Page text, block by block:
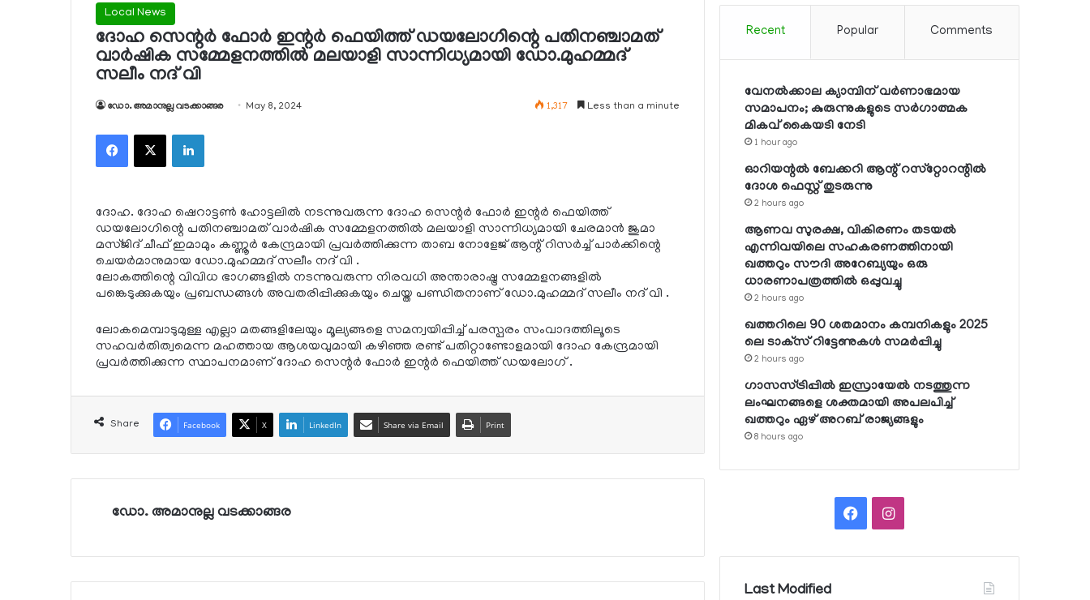
Local News
ദോഹ സെന്റര്‍ ഫോര്‍ ഇന്റര്‍ ഫെയിത്ത് ഡയലോഗിന്റെ പതിനഞ്ചാമത്
വാര്‍ഷിക സമ്മേളനത്തില്‍ മലയാളി സാന്നിധ്യമായി ഡോ.മുഹമ്മദ്
സലീം നദ് വി
ഡോ. അമാനുല്ല വടക്കാങ്ങര May 8, 2024 1,317 Less than a minute
Facebook
X LinkedIn
ദോഹ. ദോഹ ഷെറാട്ടണ്‍ ഹോട്ടലില്‍ നടന്നുവരുന്ന ദോഹ സെന്റര്‍ ഫോര്‍ ഇന്റര്‍ ഫെയിത്ത്
ഡയലോഗിന്റെ പതിനഞ്ചാമത് വാര്‍ഷിക സമ്മേളനത്തില്‍ മലയാളി സാന്നിധ്യമായി ചേരമാന്‍ ജുമാ
മസ്ജിദ് ചീഫ് ഇമാമും കണ്ണൂര്‍ കേന്ദ്രമായി പ്രവര്‍ത്തിക്കുന്ന താബ നോളേജ് ആന്റ് റിസര്‍ച്ച് പാര്‍ക്കിന്റെ
ചെയര്‍മാനുമായ ഡോ.മുഹമ്മദ് സലീം നദ് വി .
ലോകത്തിന്റെ വിവിധ ഭാഗങ്ങളില്‍ നടന്നുവരുന്ന നിരവധി അന്താരാഷ്ട്ര സമ്മേളനങ്ങളില്‍
പങ്കെടുക്കുകയും പ്രബന്ധങ്ങള്‍ അവതരിപ്പിക്കുകയും ചെയ്ത പണ്ഡിതനാണ് ഡോ.മുഹമ്മദ് സലീം നദ് വി .
ലോകമെമ്പാടുമുള്ള എല്ലാ മതങ്ങളിലേയും മൂല്യങ്ങളെ സമന്വയിപ്പിച്ച് പരസ്പരം സംവാദത്തിലൂടെ
സഹവര്‍തിത്വമെന്ന മഹത്തായ ആശയവുമായി കഴിഞ്ഞ രണ്ട് പതിറ്റാണ്ടോളമായി ദോഹ കേന്ദ്രമായി
പ്രവര്‍ത്തിക്കുന്ന സ്ഥാപനമാണ് ദോഹ സെന്റര്‍ ഫോര്‍ ഇന്റര്‍ ഫെയിത്ത് ഡയലോഗ് .
Share Facebook X LinkedIn Share via Email Print
ഡോ. അമാനുല്ല വടക്കാങ്ങര
Recent Popular Comments
വേനല്‍ക്കാല ക്യാമ്പിന് വര്‍ണാഭമായ
സമാപനം; കുരുന്നുകളുടെ സര്‍ഗാത്മക
മികവ് കൈയടി നേടി
1 hour ago
ഓറിയന്റല്‍ ബേക്കറി ആന്റ് റസ്‌റ്റോറന്റില്‍
ദോശ ഫെസ്റ്റ് തുടരുന്നു
2 hours ago
ആണവ സുരക്ഷ, വികിരണം തടയല്‍
എന്നിവയിലെ സഹകരണത്തിനായി
ഖത്തറും സൗദി അറേബ്യയും ഒരു
ധാരണാപത്രത്തില്‍ ഒപ്പുവച്ചു
2 hours ago
ഖത്തറിലെ 90 ശതമാനം കമ്പനികളും 2025
ലെ ടാക്‌സ് റിട്ടേണുകള്‍ സമര്‍പ്പിച്ചു
2 hours ago
ഗാസസ്ട്രിപ്പില്‍ ഇസ്രായേല്‍ നടത്തുന്ന
ലംഘനങ്ങളെ ശക്തമായി അപലപിച്ച്
ഖത്തറും ഏഴ് അറബ് രാജ്യങ്ങളും
8 hours ago
FacebookInstagram
Last Modified